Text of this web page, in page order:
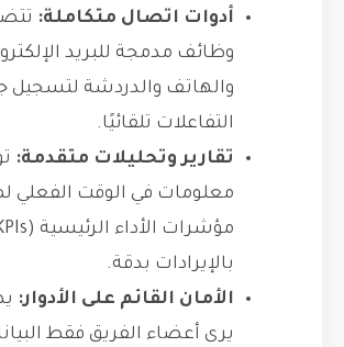
أدوات اتصال متكاملة:
وظائف مدمجة للبريد
والهاتف والدردشة لتسجيل
التفاعلات تلقائيًا.
تقارير وتحليلات متقدمة:
معلومات في الوقت الفعلي
بالإيرادات بدقة.
الأمان القائم على الأدوار:
يرى أعضاء الفريق فقط